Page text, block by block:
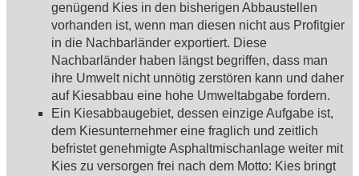
genügend Kies in den bisherigen Abbaustellen
vorhanden ist, wenn man diesen nicht aus Profitgier
in die Nachbarländer exportiert. Diese
Nachbarländer haben längst begriffen, dass man
ihre Umwelt nicht unnötig zerstören kann und daher
auf Kiesabbau eine hohe Umweltabgabe fordern.
Ein Kiesabbaugebiet, dessen einzige Aufgabe ist,
dem Kiesunternehmer eine fraglich und zeitlich
befristet genehmigte Asphaltmischanlage weiter mit
Kies zu versorgen frei nach dem Motto: Kies bringt